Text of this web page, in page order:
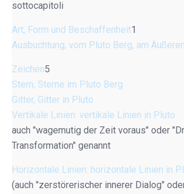
sottocapitoli
Art, Form und Beschaffenheit1
Ausbuchtung, vom Pluto Berg, am
Zeichen5
Stern, Sterne im Pluto Berg
Gitter, Gitter in Pluto
Vertikale Linien: vertikale Linien in Pluto
auch "wagemutig der Zeit voraus" oder
Transformation" genannt
Horizontale Linien: horizontale Linien in
(auch "zerstörerischer innerer Dialog"